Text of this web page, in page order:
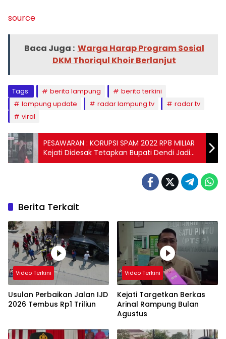
source
Baca Juga : Warga Harap Program Sosial
DKM Thoriqul Khoir Berlanjut
Tags: berita lampung
berita terkini
lampung update
radar lampung tv
radar tv
viral
PESAWARAN : KORUPSI SPAM 2022 RP8 MILIAR
Kejati Didesak Tetapkan Bupati Dendi Jadi
Tersangka
Berita Terkait
Video Terkini
Usulan Perbaikan Jalan IJD
2026 Tembus Rp1 Triliun
Video Terkini
Kejati Targetkan Berkas
Arinal Rampung Bulan
Agustus